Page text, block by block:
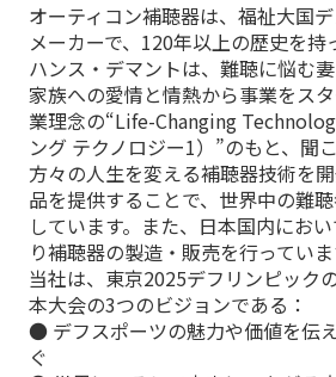
オーティコン補聴器は、福祉大国
メーカーで、120年以上の歴史を持
ハンス・デマントは、難聴に悩む
家族への愛情と情熱から事業をス
業理念の“Life-Changing
ング テクノロジー1）”のもと、聞
方々の人生を変える補聴器技術を
品を提供することで、世界中の難
しています。また、日本国内にお
り補聴器の製造・販売を行っていま
当社は、東京2025デフリンピック
本大会の3つのビジョンである：
● デフスポーツの魅力や価値を伝
ぐ